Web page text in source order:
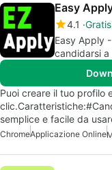
Easy
4.1 Gratis
Easy Apply
candidarsi a
Puoi creare il tuo profilo
semplice e facile da
ChromeApplicazione Online